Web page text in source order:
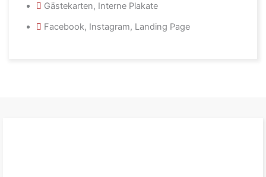
Gästekarten, Interne Plakate
Facebook, Instagram, Landing Page